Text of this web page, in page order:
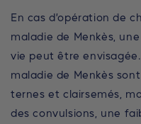
En cas d’opération de
maladie de Menkès,
vie peut être
maladie de Menkès
ternes et clairsemés,
des convulsions, une